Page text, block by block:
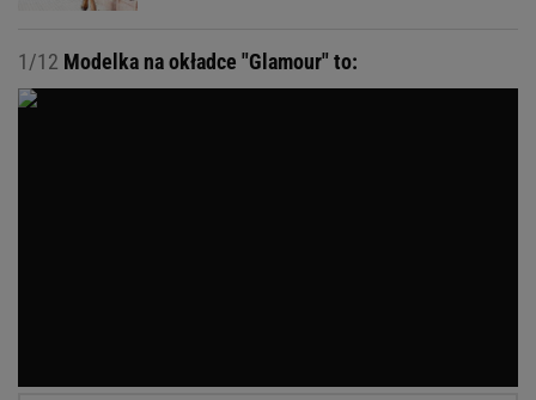
1/12 Modelka na okładce "Glamour" to: